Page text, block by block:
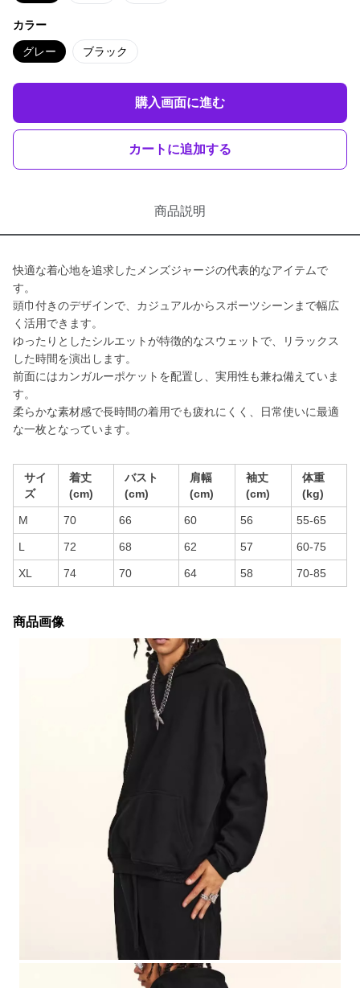
カラー
グレー ブラック
購入画面に進む
カートに追加する
商品説明
快適な着心地を追求したメンズジャージの代表的なアイテムで
す。
頭巾付きのデザインで、カジュアルからスポーツシーンまで幅広
く活用できます。
ゆったりとしたシルエットが特徴的なスウェットで、リラックス
した時間を演出します。
前面にはカンガルーポケットを配置し、実用性も兼ね備えていま
す。
柔らかな素材感で長時間の着用でも疲れにくく、日常使いに最適
な一枚となっています。
サイ
ズ
着丈
(cm)
バスト
(cm)
肩幅
(cm)
袖丈
(cm)
体重
(kg)
M 70 66 60 56 55-65
L 72 68 62 57 60-75
XL 74 70 64 58 70-85
商品画像